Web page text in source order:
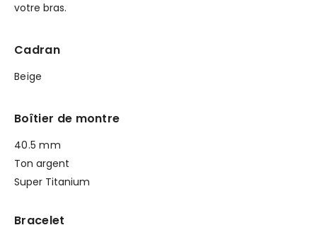
votre bras.
Cadran
Beige
Boîtier de montre
40.5 mm
Ton argent
Super Titanium
Bracelet